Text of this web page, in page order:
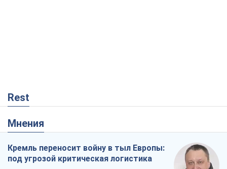
Rest
Мнения
Кремль переносит войну в тыл Европы:
под угрозой критическая логистика